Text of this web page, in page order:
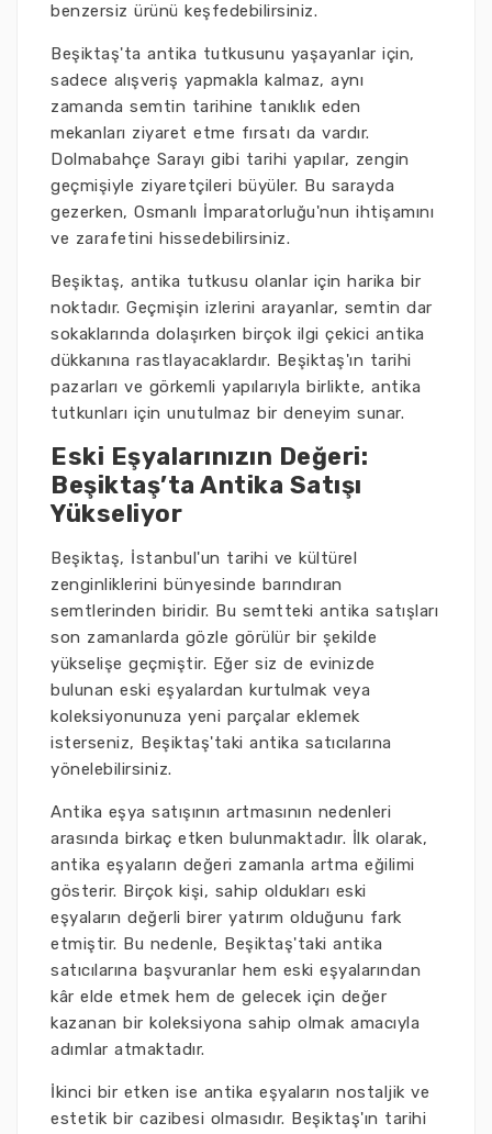
benzersiz ürünü keşfedebilirsiniz.
Beşiktaş'ta antika tutkusunu yaşayanlar için,
sadece alışveriş yapmakla kalmaz, aynı
zamanda semtin tarihine tanıklık eden
mekanları ziyaret etme fırsatı da vardır.
Dolmabahçe Sarayı gibi tarihi yapılar, zengin
geçmişiyle ziyaretçileri büyüler. Bu sarayda
gezerken, Osmanlı İmparatorluğu'nun ihtişamını
ve zarafetini hissedebilirsiniz.
Beşiktaş, antika tutkusu olanlar için harika bir
noktadır. Geçmişin izlerini arayanlar, semtin dar
sokaklarında dolaşırken birçok ilgi çekici antika
dükkanına rastlayacaklardır. Beşiktaş'ın tarihi
pazarları ve görkemli yapılarıyla birlikte, antika
tutkunları için unutulmaz bir deneyim sunar.
Eski Eşyalarınızın Değeri:
Beşiktaş’ta Antika Satışı
Yükseliyor
Beşiktaş, İstanbul'un tarihi ve kültürel
zenginliklerini bünyesinde barındıran
semtlerinden biridir. Bu semtteki antika satışları
son zamanlarda gözle görülür bir şekilde
yükselişe geçmiştir. Eğer siz de evinizde
bulunan eski eşyalardan kurtulmak veya
koleksiyonunuza yeni parçalar eklemek
isterseniz, Beşiktaş'taki antika satıcılarına
yönelebilirsiniz.
Antika eşya satışının artmasının nedenleri
arasında birkaç etken bulunmaktadır. İlk olarak,
antika eşyaların değeri zamanla artma eğilimi
gösterir. Birçok kişi, sahip oldukları eski
eşyaların değerli birer yatırım olduğunu fark
etmiştir. Bu nedenle, Beşiktaş'taki antika
satıcılarına başvuranlar hem eski eşyalarından
kâr elde etmek hem de gelecek için değer
kazanan bir koleksiyona sahip olmak amacıyla
adımlar atmaktadır.
İkinci bir etken ise antika eşyaların nostaljik ve
estetik bir cazibesi olmasıdır. Beşiktaş'ın tarihi